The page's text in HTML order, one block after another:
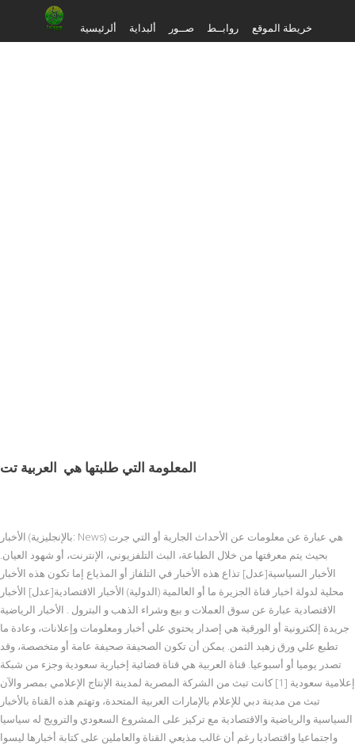
ألرئيسية ألبداية صــور روابــط خريطة الموقع
المعلومة التي طلبتها هي العربية تت
الأخبار (بالإنجليزية: News) هي عبارة عن معلومات عن الأحداث الجارية أو التي جرت
بحيث يتم معرفتها من خلال الطباعة، البث التلفزيوني، الإنترنت، أو شهود العيان.
الأخبار السياسية[عدل] تذاع هذه الأخبار في التلفاز أو المذياع إما تكون هذه الأخبار
محلية لدولة اخبار قناة الجزيرة ما أو العالمية (الدولية) الأخبار الاقتصادية[عدل] الأخبار
الاقتصادية عبارة عن سوق العملات و بيع وشراء الذهب و البترول . الأخبار الرياضية
جريدة إلكترونية أو الورقية هي إصدار يحتوي علي أخبار ومعلومات وإعلانات، وعادة ما
تطبع علي ورق زهيد الثمن. يمكن أن تكون الصحيفة صحيفة عامة أو متخصصة، وقد
تصدر يوميا أو أسبوعيا. قناة العربية هي قناة فضائية إخبارية سعودية وجزء من شبكة
إعلامية سعودية [1] كانت تبث من الشركة المصرية لمدينة الإنتاج الإعلامي بمصر والآن
تبث من مدينة دبي للإعلام بالإمارات العربية المتحدة، وتهتم هذه القناة بالأخبار
السياسية والرياضية والاقتصادية مع تركيز على المشروع السعودي والترويج له سياسيا
واجتماعيا واقتصاديا رغم أن غالب مذيعي القناة والعاملين على كتابة أخبارها ليسوا